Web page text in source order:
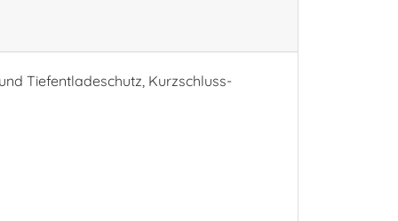
Tiefentladeschutz, Kurzschluss-